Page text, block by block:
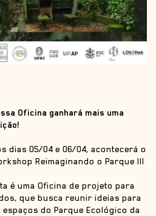
Oficina ganhará mais uma
dias 05/04 e 06/04, acontecerá o
Reimaginando o Parque III
é uma Oficina de projeto para
que busca reunir ideias para
espaços do Parque Ecológico da